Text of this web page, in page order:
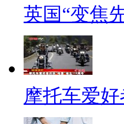
后再出门呢？
【采访】旅行
【解说】
面对消费者的
英国“变焦
摩托车爱